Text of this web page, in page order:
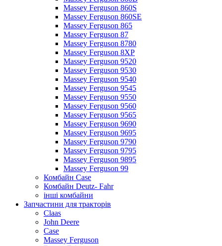
Massey Ferguson 860S
Massey Ferguson 860SE
Massey Ferguson 865
Massey Ferguson 87
Massey Ferguson 8780
Massey Ferguson 8XP
Massey Ferguson 9520
Massey Ferguson 9530
Massey Ferguson 9540
Massey Ferguson 9545
Massey Ferguson 9550
Massey Ferguson 9560
Massey Ferguson 9565
Massey Ferguson 9690
Massey Ferguson 9695
Massey Ferguson 9790
Massey Ferguson 9795
Massey Ferguson 9895
Massey Ferguson 99
Комбайн Case
Комбайн Deutz- Fahr
інші комбайни
Запчастини для тракторів
Claas
John Deere
Case
Massey Ferguson